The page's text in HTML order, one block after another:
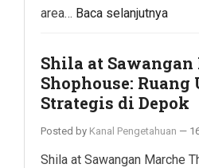
area… Baca selanjutnya
Shila at Sawangan
Shophouse: Ruang
Strategis di Depok
Posted by Kanal Pengetahuan —
Shila at Sawangan Marche